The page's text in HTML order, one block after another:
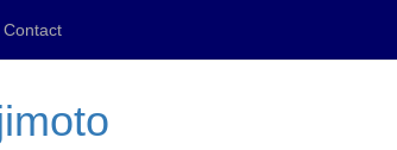
Contact